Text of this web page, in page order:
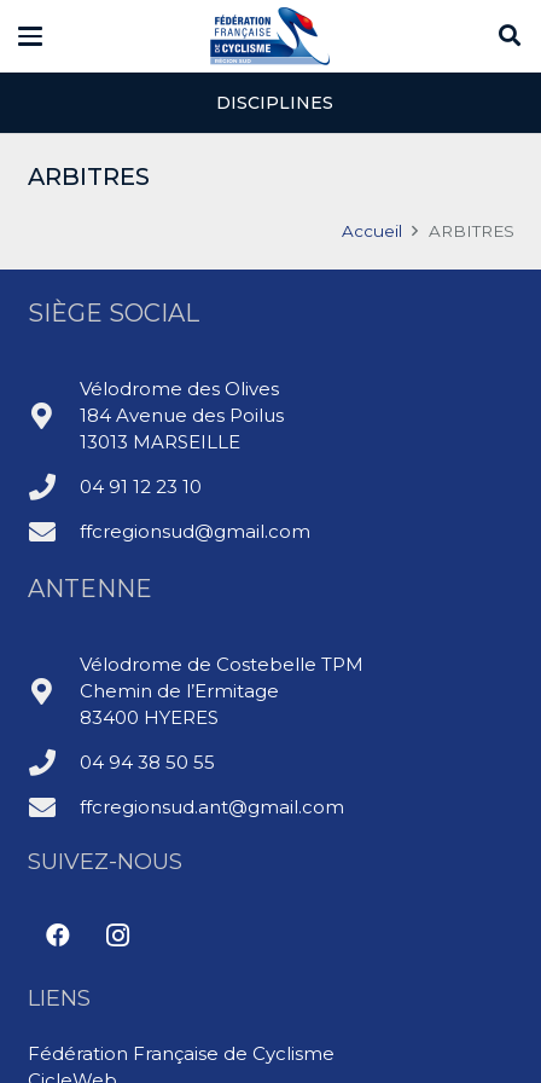
DISCIPLINES
ARBITRES
Accueil ARBITRES
SIÈGE SOCIAL
Vélodrome des Olives
184 Avenue des Poilus
13013 MARSEILLE
04 91 12 23 10
ffcregionsud@gmail.com
ANTENNE
Vélodrome de Costebelle TPM
Chemin de l’Ermitage
83400 HYERES
04 94 38 50 55
ffcregionsud.ant@gmail.com
SUIVEZ-NOUS
LIENS
Fédération Française de Cyclisme